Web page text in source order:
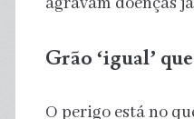
Grão ‘igual’
O perigo está no